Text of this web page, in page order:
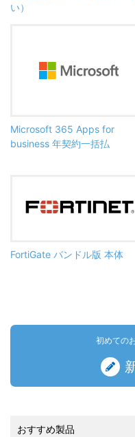
い）
Microsoft 365 Apps for
business 年契約一括払
FortiGate バンドル版 本体
初めての
おすすめ製品